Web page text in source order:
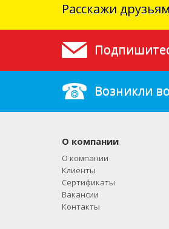
Расскажи друзьям
Возникли
О компании
О компании
Клиенты
Сертификаты
Вакансии
Контакты